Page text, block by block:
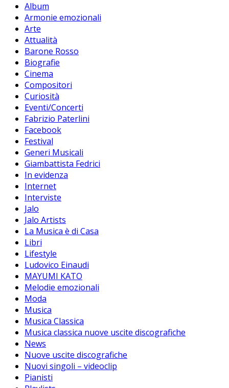
Album
Armonie emozionali
Arte
Attualità
Barone Rosso
Biografie
Cinema
Compositori
Curiosità
Eventi/Concerti
Fabrizio Paterlini
Facebook
Festival
Generi Musicali
Giambattista Fedrici
In evidenza
Internet
Interviste
Jalo
Jalo Artists
La Musica è di Casa
Libri
Lifestyle
Ludovico Einaudi
MAYUMI KATO
Melodie emozionali
Moda
Musica
Musica Classica
Musica classica nuove uscite discografiche
News
Nuove uscite discografiche
Nuovi singoli – videoclip
Pianisti